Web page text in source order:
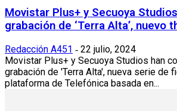
Movistar Plus+ y Secuoya
grabación de ‘Terra Alta’, nuevo
Redacción A451 - 22 julio, 2024
Movistar Plus+ y Secuoya Studios han
grabación de 'Terra Alta', nueva serie de
plataforma de Telefónica basada en...